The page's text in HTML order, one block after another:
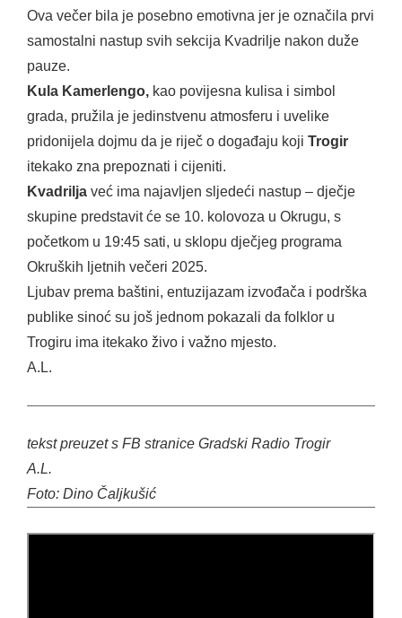
Ova večer bila je posebno emotivna jer je označila prvi
samostalni nastup svih sekcija Kvadrilje nakon duže
pauze.
Kula Kamerlengo, kao povijesna kulisa i simbol
grada, pružila je jedinstvenu atmosferu i uvelike
pridonijela dojmu da je riječ o događaju koji Trogir
itekako zna prepoznati i cijeniti.
Kvadrilja već ima najavljen sljedeći nastup – dječje
skupine predstavit će se 10. kolovoza u Okrugu, s
početkom u 19:45 sati, u sklopu dječjeg programa
Okruških ljetnih večeri 2025.
Ljubav prema baštini, entuzijazam izvođača i podrška
publike sinoć su još jednom pokazali da folklor u
Trogiru ima itekako živo i važno mjesto.
A.L.
tekst preuzet s FB stranice Gradski Radio Trogir
A.L.
Foto: Dino Čaljkušić